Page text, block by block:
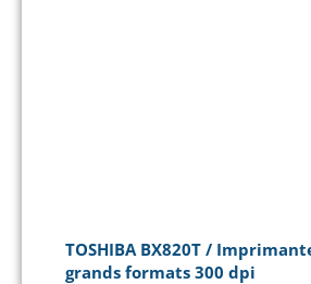
TOSHIBA BX820T /
grands formats 300 dpi